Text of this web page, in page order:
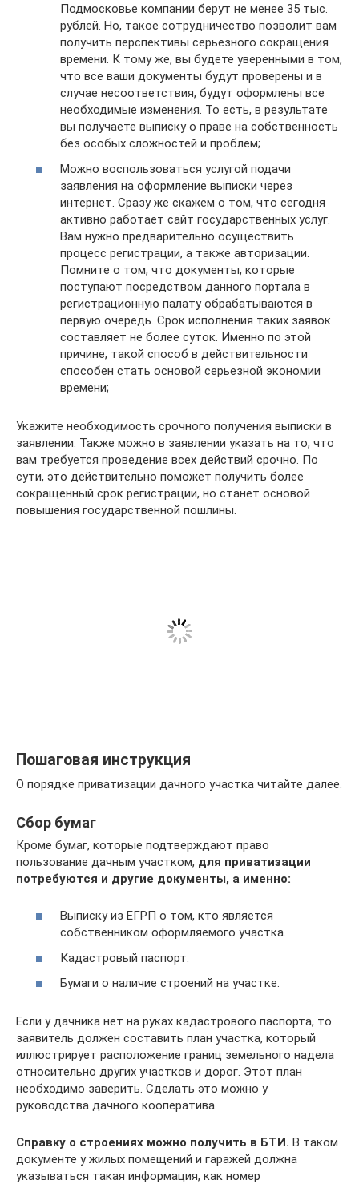
Подмосковье компании берут не менее 35 тыс.
рублей. Но, такое сотрудничество позволит вам
получить перспективы серьезного сокращения
времени. К тому же, вы будете уверенными в том,
что все ваши документы будут проверены и в
случае несоответствия, будут оформлены все
необходимые изменения. То есть, в результате
вы получаете выписку о праве на собственность
без особых сложностей и проблем;
Можно воспользоваться услугой подачи
заявления на оформление выписки через
интернет. Сразу же скажем о том, что сегодня
активно работает сайт государственных услуг.
Вам нужно предварительно осуществить
процесс регистрации, а также авторизации.
Помните о том, что документы, которые
поступают посредством данного портала в
регистрационную палату обрабатываются в
первую очередь. Срок исполнения таких заявок
составляет не более суток. Именно по этой
причине, такой способ в действительности
способен стать основой серьезной экономии
времени;
Укажите необходимость срочного получения выписки в
заявлении. Также можно в заявлении указать на то, что
вам требуется проведение всех действий срочно. По
сути, это действительно поможет получить более
сокращенный срок регистрации, но станет основой
повышения государственной пошлины.
Пошаговая инструкция
О порядке приватизации дачного участка читайте далее.
Сбор бумаг
Кроме бумаг, которые подтверждают право
пользование дачным участком, для приватизации
потребуются и другие документы, а именно:
Выписку из ЕГРП о том, кто является
собственником оформляемого участка.
Кадастровый паспорт.
Бумаги о наличие строений на участке.
Если у дачника нет на руках кадастрового паспорта, то
заявитель должен составить план участка, который
иллюстрирует расположение границ земельного надела
относительно других участков и дорог. Этот план
необходимо заверить. Сделать это можно у
руководства дачного кооператива.
Справку о строениях можно получить в БТИ. В таком
документе у жилых помещений и гаражей должна
указываться такая информация, как номер